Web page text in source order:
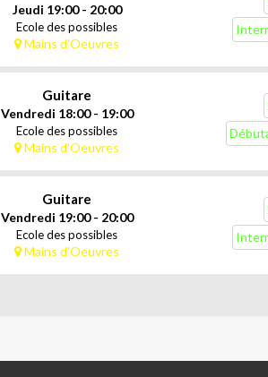
Jeudi 19:00 - 20:00
Ecole des possibles
Mains d'Oeuvres
Guitare
Vendredi 18:00 - 19:00
Ecole des possibles
Mains d'Oeuvres
Guitare
Vendredi 19:00 - 20:00
Ecole des possibles
Mains d'Oeuvres